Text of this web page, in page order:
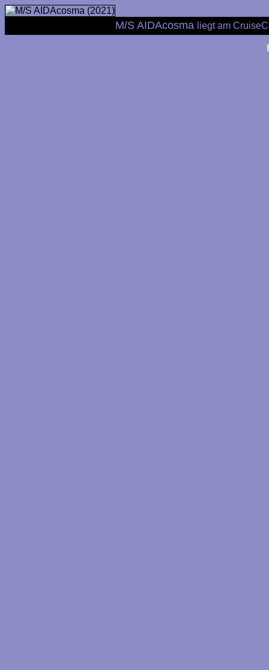
M/S AIDAcosma liegt am